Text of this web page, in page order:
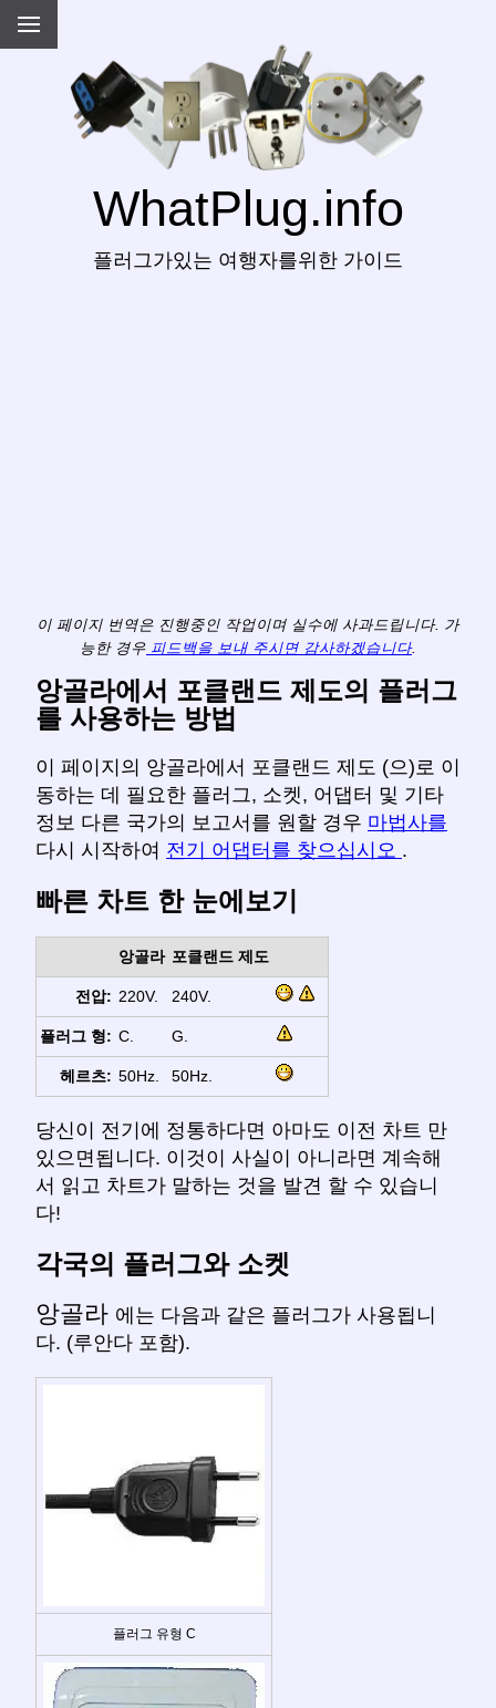
WhatPlug.info
플러그가있는 여행자를위한 가이드
이 페이지 번역은 진행중인 작업이며 실수에 사과드립니다. 가
능한 경우 피드백을 보내 주시면 감사하겠습니다.
앙골라에서 포클랜드 제도의 플러그
를 사용하는 방법
이 페이지의 앙골라에서 포클랜드 제도 (으)로 이
동하는 데 필요한 플러그, 소켓, 어댑터 및 기타
정보 다른 국가의 보고서를 원할 경우 마법사를
다시 시작하여 전기 어댑터를 찾으십시오 .
빠른 차트 한 눈에보기
앙골라 포클랜드 제도
전압: 220V. 240V.
플러그 형: C. G.
헤르츠: 50Hz. 50Hz.
당신이 전기에 정통하다면 아마도 이전 차트 만
있으면됩니다. 이것이 사실이 아니라면 계속해
서 읽고 차트가 말하는 것을 발견 할 수 있습니
다!
각국의 플러그와 소켓
앙골라 에는 다음과 같은 플러그가 사용됩니
다. (루안다 포함).
플러그 유형 C